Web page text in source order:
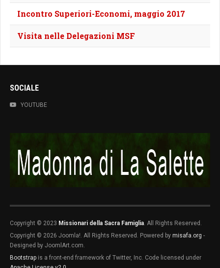
Incontro Superiori-Economi, maggio 2017
Visita nelle Delegazioni MSF
SOCIALE
YOUTUBE
Copyright © 2023 Missionari della Sacra Famiglia. All Rights Reserved.
Copyright © 2026 Joomla!. All Rights Reserved. Powered by misafa.org -
Designed by JoomlArt.com.
Bootstrap is a front-end framework of Twitter, Inc. Code licensed under